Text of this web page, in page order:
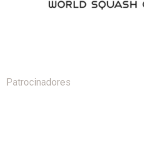
Patrocinadores